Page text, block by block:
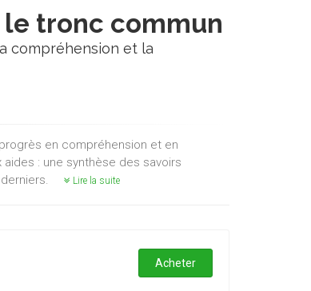
tronc commun
compréhension et la
en compréhension et en
: une synthèse des savoirs
Lire la suite
Acheter